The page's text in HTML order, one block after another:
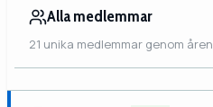
Alla medlemmar
21 unika medlemmar genom åren